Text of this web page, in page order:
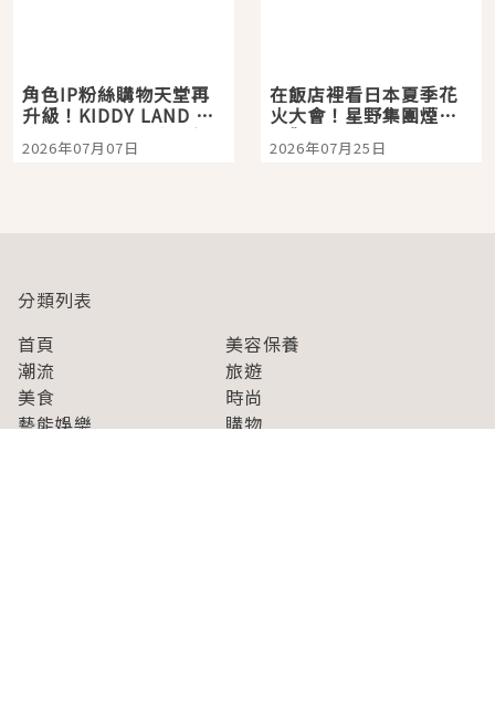
角色IP粉絲購物天堂再
升級！KIDDY LAND 原
宿店吉伊卡哇迎客，新
開幕 OMOKADO 店3分
2026年07月07日
在飯店裡看日本夏季花
火大會！星野集團煙火
景觀飯店6選，讓你不用
人擠人悠閒欣賞
2026年07月25日
分類列表
首頁
美容保養
潮流
旅遊
美食
時尚
藝能娛樂
購物